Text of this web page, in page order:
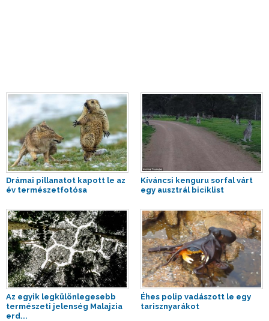
Drámai pillanatot kapott le az
év természetfotósa
Kíváncsi kenguru sorfal várt
egy ausztrál biciklist
Az egyik legkülönlegesebb
természeti jelenség Malajzia
erd...
Éhes polip vadászott le egy
tarisznyarákot